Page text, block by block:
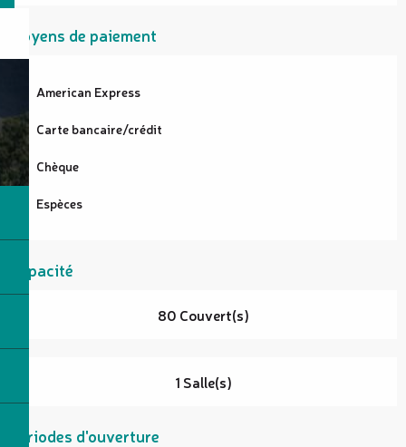
Moyens de paiement
American Express
Carte bancaire/crédit
Chèque
Espèces
Capacité
80 Couvert(s)
1 Salle(s)
Périodes d'ouverture